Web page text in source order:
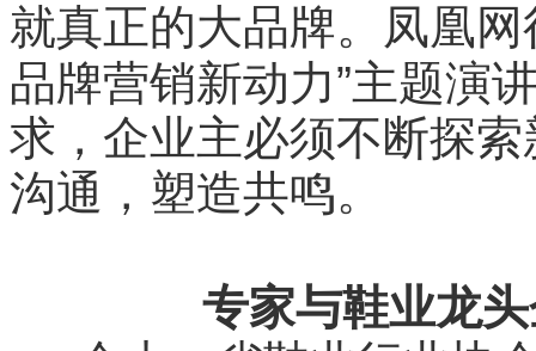
就真正的大品牌。凤凰
品牌营销新动力”主题演
求，企业主必须不断探
沟通，塑造共鸣。
专家与鞋业龙